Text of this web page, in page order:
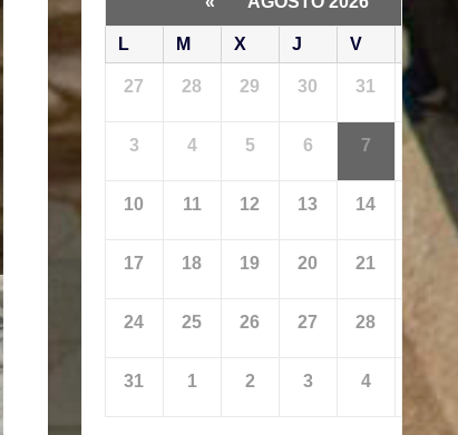
L M X J V
27 28 29 30 31
3 4 5 6 7 8
10 11 12 13 14
17 18 19 20 21
24 25 26 27 28 29
31 1 2 3 4